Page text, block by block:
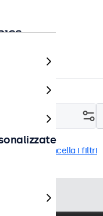
Cancella i filtri